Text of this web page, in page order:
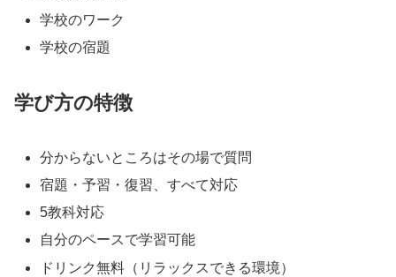
学校のワーク
学校の宿題
学び方の特徴
分からないところはその場で質問
宿題・予習・復習、すべて対応
5教科対応
自分のペースで学習可能
ドリンク無料（リラックスできる環境）